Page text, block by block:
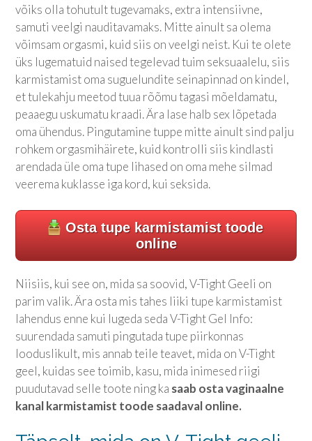
võiks olla tohutult tugevamaks, extra intensiivne,
samuti veelgi nauditavamaks. Mitte ainult sa olema
võimsam orgasmi, kuid siis on veelgi neist. Kui te olete
üks lugematuid naised tegelevad tuim seksuaalelu, siis
karmistamist oma suguelundite seinapinnad on kindel,
et tulekahju meetod tuua rõõmu tagasi mõeldamatu,
peaaegu uskumatu kraadi. Ära lase halb sex lõpetada
oma ühendus. Pingutamine tuppe mitte ainult sind palju
rohkem orgasmihäirete, kuid kontrolli siis kindlasti
arendada üle oma tupe lihased on oma mehe silmad
veerema kuklasse iga kord, kui seksida.
Osta tupe karmistamist toode
online
Niisiis, kui see on, mida sa soovid, V-Tight Geeli on
parim valik. Ära osta mis tahes liiki tupe karmistamist
lahendus enne kui lugeda seda V-Tight Gel Info:
suurendada samuti pingutada tupe piirkonnas
looduslikult, mis annab teile teavet, mida on V-Tight
geel, kuidas see toimib, kasu, mida inimesed riigi
puudutavad selle toote ning ka saab osta vaginaalne
kanal karmistamist toode saadaval online.